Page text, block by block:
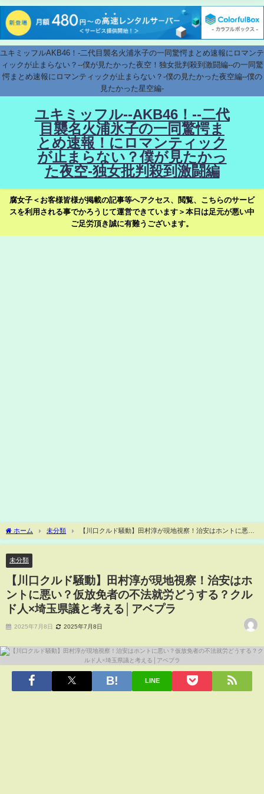
ユキミッフルAKB46！-二代目襲名火浦氷子の一同驚愕まとめ速報にロマンテ
ィックが止まらない？--僕が見たかった夜空！独女批判殺到激闘編--の一同驚
愕まとめ速報にロマンティックが止まらない？-僕の見たかった夜空編--僕の
見たかった星空編-
ユキミッフル--AKB46！--二代
目襲名火浦氷子の一同驚愕ま
とめ速報！にロマンティック
が止まらない？僕が見たかっ
た夜空-独女批判殺到激闘編
腐女子＜お客様皆様が掲載の記事等へアクセス、閲覧、こちらのサービ
スを利用される事でかろうじて運営できています＞本日は足元が悪い中
ご足労頂き誠に有難うございます。
ホーム 未分類
【川口クルド騒動】田村淳が現地視察！治安はホントに悪
い？仮放免者の不法就労どうする？クルド人×埼玉県議と考える│アベプラ
未分類
【川口クルド騒動】田村淳が現地視察！治安はホ
ントに悪い？仮放免者の不法就労どうする？クル
ド人×埼玉県議と考える│アベプラ
2025年7月8日 2025年7月8日
LINE